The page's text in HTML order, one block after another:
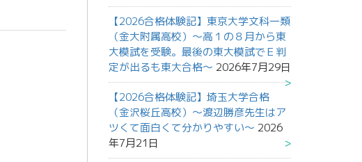
【2026合格体験記】東京大学文科一類
（金大附属高校）～高１の８月から東
大模試を受験。最後の東大模試でＥ判
定が出るも東大合格～ 2026年7月29日
【2026合格体験記】埼玉大学合格
（金沢桜丘高校）～渡辺勝彦先生はア
ツくて面白くて分かりやすい～ 2026
年7月21日